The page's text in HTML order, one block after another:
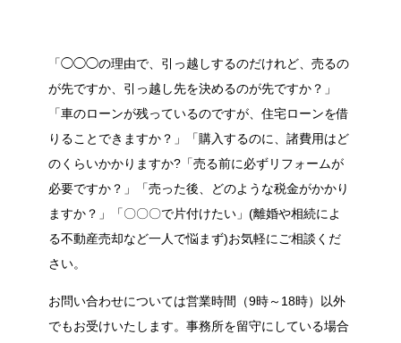
「◯◯◯の理由で、引っ越しするのだけれど、売るの
が先ですか、引っ越し先を決めるのが先ですか？」
「車のローンが残っているのですが、住宅ローンを借
りることできますか？」「購入するのに、諸費用はど
のくらいかかりますか?「売る前に必ずリフォームが
必要ですか？」「売った後、どのような税金がかかり
ますか？」「〇〇〇で片付けたい」(離婚や相続によ
る不動産売却など一人で悩まず)お気軽にご相談くだ
さい。
お問い合わせについては営業時間（9時～18時）以外
でもお受けいたします。事務所を留守にしている場合